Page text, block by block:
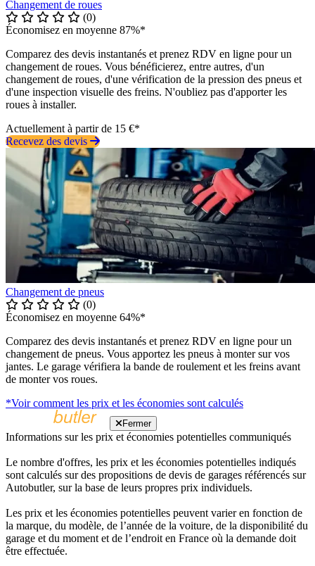
Changement de roues
(0)
Économisez en moyenne 87%*
Comparez des devis instantanés et prenez RDV en ligne pour un
changement de roues. Vous bénéficierez, entre autres, d'un
changement de roues, d'une vérification de la pression des pneus et
d'une inspection visuelle des freins. N'oubliez pas d'apporter les
roues à installer.
Actuellement à partir de 15 €*
Recevez des devis
Changement de pneus
(0)
Économisez en moyenne 64%*
Comparez des devis instantanés et prenez RDV en ligne pour un
changement de pneus. Vous apportez les pneus à monter sur vos
jantes. Le garage vérifiera la bande de roulement et les freins avant
de monter vos roues.
*Voir comment les prix et les économies sont calculés
Fermer
Informations sur les prix et économies potentielles communiqués
Le nombre d'offres, les prix et les économies potentielles indiqués
sont calculés sur des propositions de devis de garages référencés sur
Autobutler, sur la base de leurs propres prix individuels.
Les prix et les économies potentielles peuvent varier en fonction de
la marque, du modèle, de l’année de la voiture, de la disponibilité du
garage et du moment et de l’endroit en France où la demande doit
être effectuée.